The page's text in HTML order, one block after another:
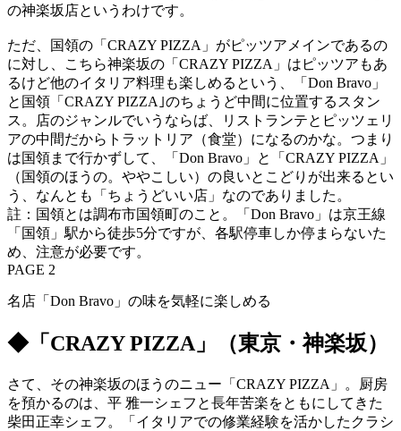
の神楽坂店というわけです。
ただ、国領の「CRAZY PIZZA」がピッツアメインであるの
に対し、こちら神楽坂の「CRAZY PIZZA」はピッツアもあ
るけど他のイタリア料理も楽しめるという、「Don Bravo」
と国領「CRAZY PIZZA｣のちょうど中間に位置するスタン
ス。店のジャンルでいうならば、リストランテとピッツェリ
アの中間だからトラットリア（食堂）になるのかな。つまり
は国領まで行かずして、「Don Bravo」と「CRAZY PIZZA」
（国領のほうの。ややこしい）の良いとこどりが出来るとい
う、なんとも「ちょうどいい店」なのでありました。
註：国領とは調布市国領町のこと。「Don Bravo」は京王線
「国領」駅から徒歩5分ですが、各駅停車しか停まらないた
め、注意が必要です。
PAGE 2
名店「Don Bravo」の味を気軽に楽しめる
◆「CRAZY PIZZA」（東京・神楽坂）
さて、その神楽坂のほうのニュー「CRAZY PIZZA」。厨房
を預かるのは、平 雅一シェフと長年苦楽をともにしてきた
柴田正幸シェフ。「イタリアでの修業経験を活かしたクラシ